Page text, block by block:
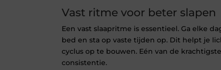
Vast ritme voor beter slapen
Een vast slaapritme is essentieel. Ga elke
bed en sta op vaste tijden op. Dit helpt je
cyclus op te bouwen. Eén van de
consistentie.